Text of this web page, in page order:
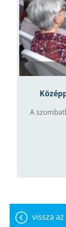
A
vissza